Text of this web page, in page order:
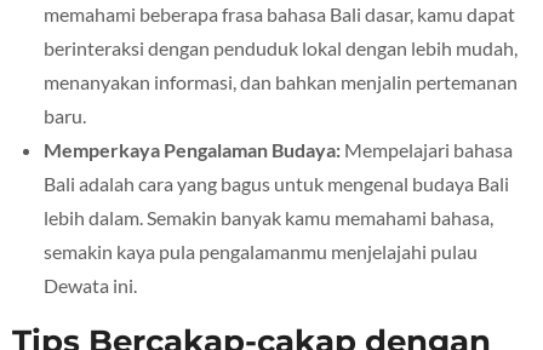
memahami beberapa frasa bahasa Bali dasar, kamu dapat
berinteraksi dengan penduduk lokal dengan lebih mudah,
menanyakan informasi, dan bahkan menjalin pertemanan
baru.
Memperkaya Pengalaman Budaya: Mempelajari bahasa
Bali adalah cara yang bagus untuk mengenal budaya Bali
lebih dalam. Semakin banyak kamu memahami bahasa,
semakin kaya pula pengalamanmu menjelajahi pulau
Dewata ini.
Tips Bercakap-cakap dengan